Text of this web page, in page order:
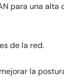
para una alta
de la red.
la